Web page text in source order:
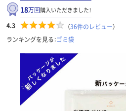
18万回購入いただきました！
4.3 （36件のレビュー）
ランキングを見る：ゴミ袋